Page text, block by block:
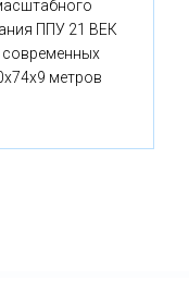
ППУ 21 ВЕК
современных
метров